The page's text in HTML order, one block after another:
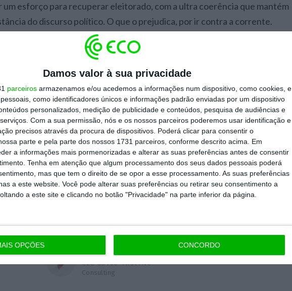
Damos valor à sua privacidade
parceiros armazenamos e/ou acedemos a informações num dispositivo, como cookies, e
como identificadores únicos e informações padrão enviadas por um dispositivo
personalizados, medição de publicidade e conteúdos, pesquisa de audiências e
Com a sua permissão, nós e os nossos parceiros poderemos usar identificação e
precisos através da procura de dispositivos. Poderá clicar para consentir o
parte e pela parte dos nossos 1731 parceiros, conforme descrito acima. Em
a informações mais pormenorizadas e alterar as suas preferências antes de consentir
Tenha em atenção que algum processamento dos seus dados pessoais poderá
mas que tem o direito de se opor a esse processamento. As suas preferências
a este website. Você pode alterar suas preferências ou retirar seu consentimento a
a este site e clicando no botão "Privacidade" na parte inferior da página.
OPÇÕES CONCORDO
um esforço para recuperar eleitorado, com a ultra coerência que mantém
do discurso político. O que o prejudica, por ir contra a corrente.
política e que ferramentas podem sair vencedoras ou obter ganhos
as razões do afastamento entre cidadãos e partidos e as causas do
medos e anseios dos cidadãos. As que permitam conhecer o que atrai o
O papão da ida do Chega para o Governo funcionou uma vez e deu
a António Costa. Será que vai funcionar de novo?… O desperdício de uma
retirou-lhe o argumento da estabilidade e pode aumentar a abstenção do
João Tocha
CEO da F5C- First Five
Consulting